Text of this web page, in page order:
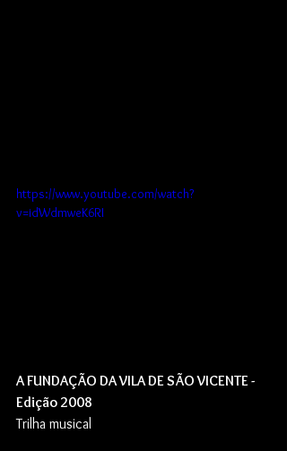
https://www.youtube.com/watch?
v=idWdmweK6RI
A FUNDAÇÃO DA VILA DE SÃO VICENTE -
Edição 2008
Trilha musical